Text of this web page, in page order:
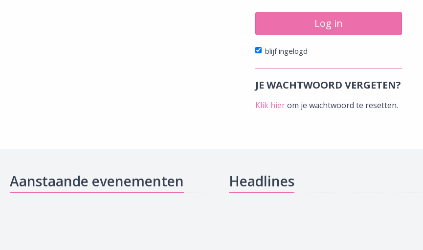
Log in
blijf ingelogd
JE WACHTWOORD VERGETEN?
Klik hierom je wachtwoord te resetten.
Aanstaande evenementen Headlines